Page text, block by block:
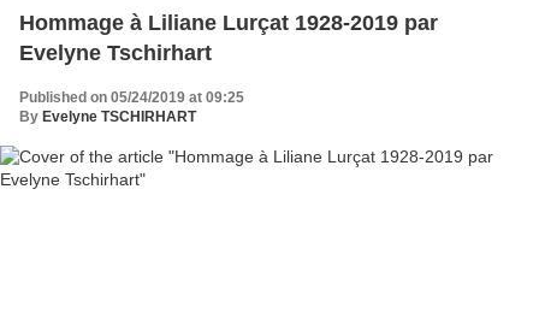
Hommage à Liliane Lurçat 1928-2019 par
Evelyne Tschirhart
Published on 05/24/2019 at 09:25
By Evelyne TSCHIRHART